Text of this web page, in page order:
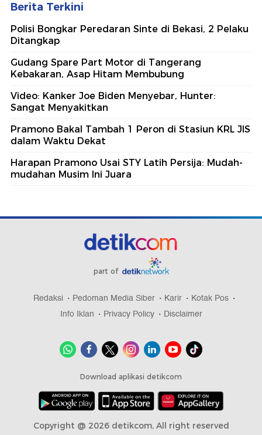
Berita Terkini
Polisi Bongkar Peredaran Sinte di Bekasi, 2 Pelaku
Ditangkap
Gudang Spare Part Motor di Tangerang
Kebakaran, Asap Hitam Membubung
Video: Kanker Joe Biden Menyebar, Hunter:
Sangat Menyakitkan
Pramono Bakal Tambah 1 Peron di Stasiun KRL JIS
dalam Waktu Dekat
Harapan Pramono Usai STY Latih Persija: Mudah-
mudahan Musim Ini Juara
part of
Redaksi Pedoman Media Siber Karir
Kotak Pos
Info Iklan
Privacy Policy Disclaimer
Download aplikasi detikcom
Copyright @ 2026 detikcom, All right reserved